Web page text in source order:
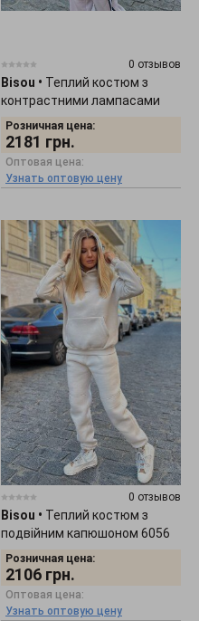
0 отзывов
Bisou • Теплий костюм з
контрастними лампасами
6059
Розничная цена:
2181 грн.
Оптовая цена:
Узнать оптовую цену
0 отзывов
Bisou • Теплий костюм з
подвійним капюшоном 6056
Розничная цена:
2106 грн.
Оптовая цена:
Узнать оптовую цену